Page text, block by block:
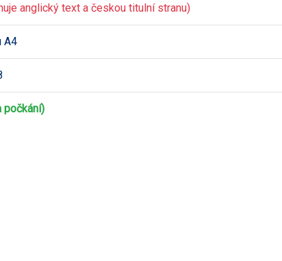
anglický text a českou titulní stranu)
A4
počkání)